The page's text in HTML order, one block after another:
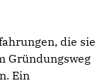
die sie
Gründungsweg
Ein